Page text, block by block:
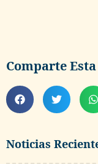
Noticias
Comparte